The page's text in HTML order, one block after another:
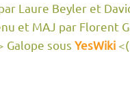
Laure Beyler et
et MAJ par Florent
Galope sousYesWiki